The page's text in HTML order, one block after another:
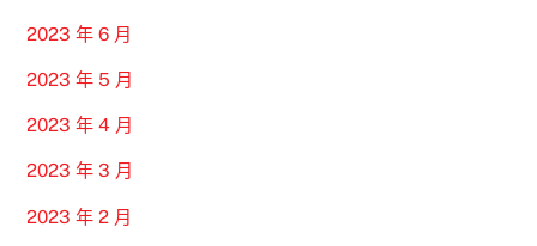
2023 年 6 月
2023 年 5 月
2023 年 4 月
2023 年 3 月
2023 年 2 月